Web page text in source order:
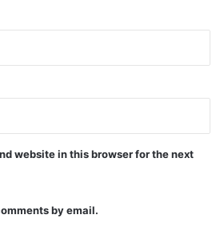
website in this browser for the next
by email.